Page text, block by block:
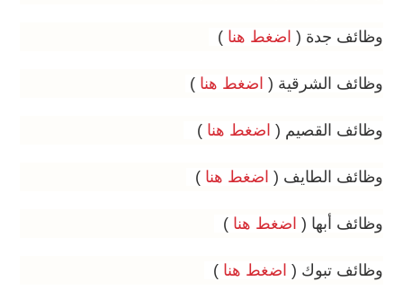
وظائف جدة ( اضغط هنا )
وظائف الشرقية ( اضغط هنا )
وظائف القصيم ( اضغط هنا )
وظائف الطايف ( اضغط هنا )
وظائف أبها ( اضغط هنا )
وظائف تبوك ( اضغط هنا )